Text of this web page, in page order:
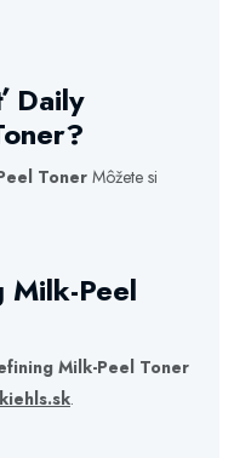
Daily
Toner Môžete si
Milk-Peel
Milk-Peel Toner
kiehls.sk.